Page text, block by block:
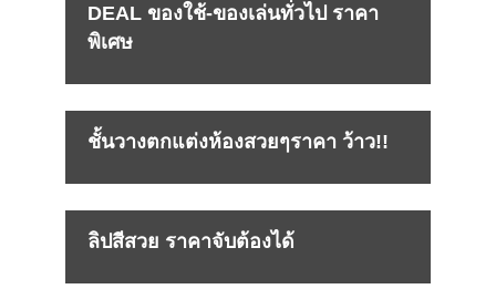
DEAL ของใช้-ของเล่นทั่วไป ราคา
พิเศษ
ชั้นวางตกแต่งห้องสวยๆราคา ว้าว!!
ลิปสีสวย ราคาจับต้องได้